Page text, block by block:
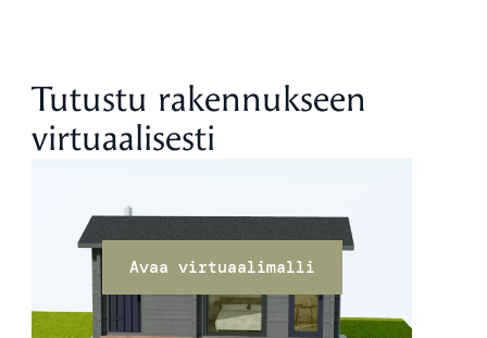
Tutustu rakennukseen
virtuaalisesti
Avaa virtuaalimalli